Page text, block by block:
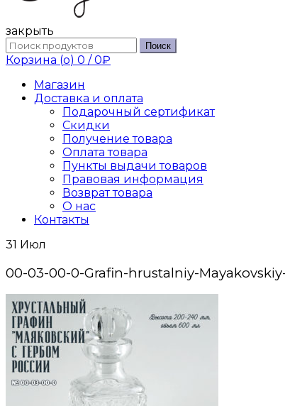
закрыть
Поиск
Корзина (o) 0 / 0₽
Магазин
Доставка и оплата
Подарочный сертификат
Скидки
Получение товара
Оплата товара
Пункты выдачи товаров
Правовая информация
Возврат товара
О нас
Контакты
31 Июл
00-03-00-0-Grafin-hrustalniy-